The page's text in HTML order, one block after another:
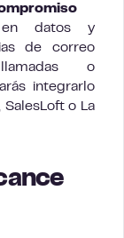
en datos y
de correo
o
integrarlo
o La